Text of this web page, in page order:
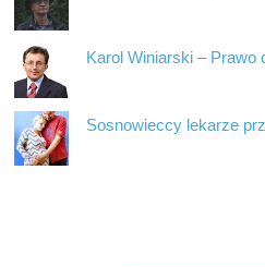
Karol Winiarski – Prawo
Sosnowieccy lekarze